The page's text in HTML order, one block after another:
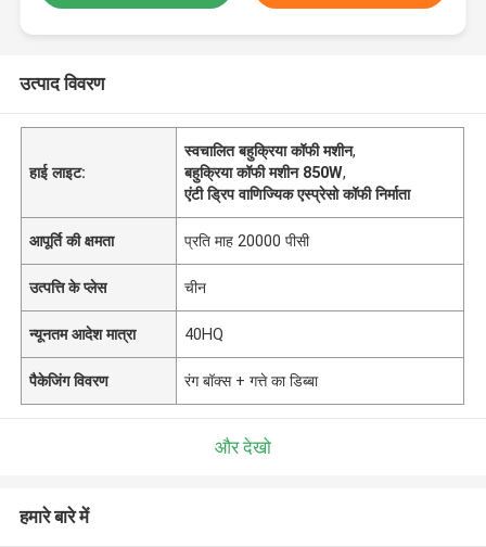
उत्पाद विवरण
हाई लाइट:
स्वचालित बहुक्रिया कॉफी मशीन,
बहुक्रिया कॉफी मशीन 850W,
एंटी ड्रिप वाणिज्यिक एस्प्रेसो कॉफी निर्माता
आपूर्ति की क्षमता प्रति माह 20000 पीसी
उत्पत्ति के प्लेस चीन
न्यूनतम आदेश मात्रा 40HQ
पैकेजिंग विवरण रंग बॉक्स + गत्ते का डिब्बा
और देखो
हमारे बारे में